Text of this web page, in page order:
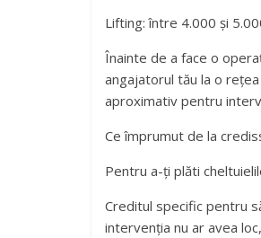
Lifting: între 4.000 și
Înainte de a face o
angajatorul tău la o
aproximativ pentru
Ce împrumut de la
Pentru a-ți plăti
Creditul specific pentru
intervenția nu ar avea